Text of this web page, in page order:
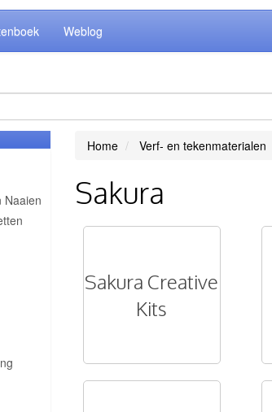
Weblog
Naaien
Home Verf- en tekenmaterialen
Sakura
Sakura Creative
Kits